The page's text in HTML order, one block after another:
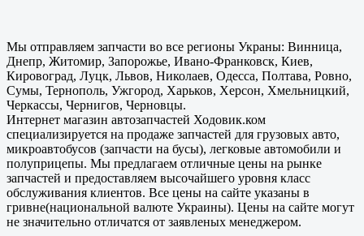
Мы отправляем запчасти во все регионы Украны: Винница,
Днепр, Житомир, Запорожье, Ивано-Франковск, Киев,
Кировоград, Луцк, Львов, Николаев, Одесса, Полтава, Ровно,
Сумы, Тернополь, Ужгород, Харьков, Херсон, Хмельницкий,
Черкассы, Чернигов, Черновцы.
Интернет магазин автозапчастей Ходовик.ком
специализируется на продаже запчастей для грузовых авто,
микроавтобусов (запчасти на бусы), легковые автомобили и
полуприцепы. Мы предлагаем отличные цены на рынке
запчастей и предоставляем высочайшего уровня класс
обслуживания клиентов. Все цены на сайте указаны в
гривне(национальной валюте Украины). Цены на сайте могут
не значительно отличатся от заявленых менеджером.